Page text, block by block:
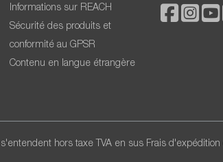
Informations sur REACH
Sécurité des produits et
conformité au GPSR
Contenu en langue étrangère
hors taxe TVA en sus Frais d'expédition